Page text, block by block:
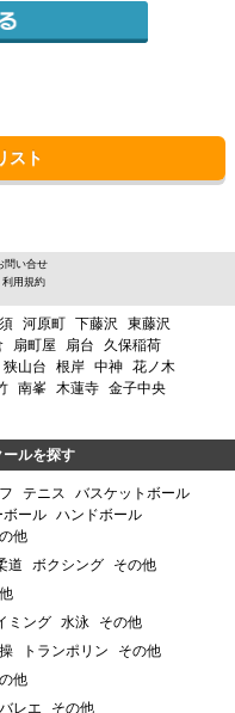
スト
スクールを探す
河原町 下藤沢
東藤沢
扇町屋 扇台
久保稲荷
狭山台 根岸 中神 花ノ木
南峯 木蓮寺 金子中央
ルを探す
テニス
バスケットボール
ボール ハンドボール
他
道 ボクシング
その他
ミング 水泳
その他
トランポリン
その他
他
バレエ その他
問い合せ
利用規約